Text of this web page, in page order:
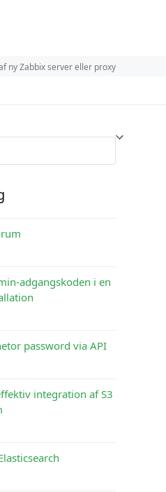
ny Zabbix server eller proxy
adgangskoden i en
password via API
integration af S3